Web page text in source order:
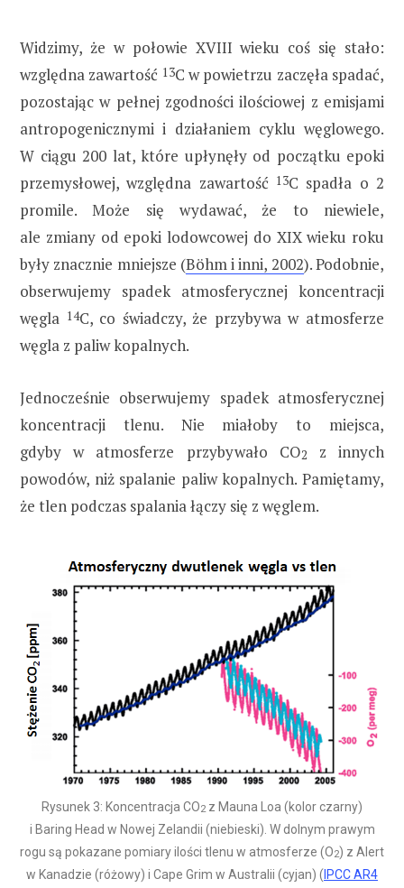
Widzimy, że w połowie XVIII wieku coś się stało:
względna zawartość 13C w powietrzu zaczęła spadać,
pozostając w pełnej zgodności ilościowej z emisjami
antropogenicznymi i działaniem cyklu węglowego.
W ciągu 200 lat, które upłynęły od początku epoki
przemysłowej, względna zawartość 13C spadła o 2
promile. Może się wydawać, że to niewiele,
ale zmiany od epoki lodowcowej do XIX wieku roku
były znacznie mniejsze (Böhm i inni, 2002). Podobnie,
obserwujemy spadek atmosferycznej koncentracji
węgla 14C, co świadczy, że przybywa w atmosferze
węgla z paliw kopalnych.
Jednocześnie obserwujemy spadek atmosferycznej
koncentracji tlenu. Nie miałoby to miejsca,
gdyby w atmosferze przybywało CO2
z innych
powodów, niż spalanie paliw kopalnych. Pamiętamy,
że tlen podczas spalania łączy się z węglem.
Rysunek 3: Koncentracja CO2 z Mauna Loa (kolor czarny)
i Baring Head w Nowej Zelandii (niebieski). W dolnym prawym
rogu są pokazane pomiary ilości tlenu w atmosferze (O2) z Alert
w Kanadzie (różowy) i Cape Grim w Australii (cyjan) (IPCC AR4